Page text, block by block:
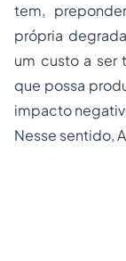
tem,
própria
um custo a ser
que possa
impacto
Nesse sentido,